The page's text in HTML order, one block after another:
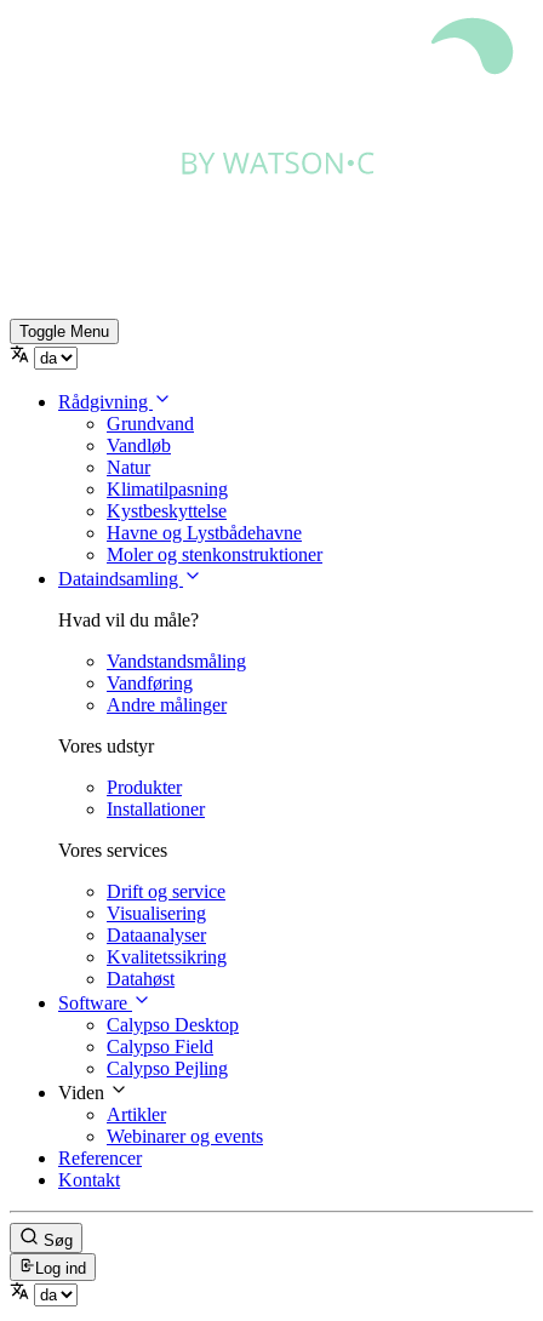
Toggle Menu
Rådgivning
Grundvand
Vandløb
Natur
Klimatilpasning
Kystbeskyttelse
Havne og Lystbådehavne
Moler og stenkonstruktioner
Dataindsamling
Hvad vil du måle?
Vandstandsmåling
Vandføring
Andre målinger
Vores udstyr
Produkter
Installationer
Vores services
Drift og service
Visualisering
Dataanalyser
Kvalitetssikring
Datahøst
Software
Calypso Desktop
Calypso Field
Calypso Pejling
Viden
Artikler
Webinarer og events
Referencer
Kontakt
Søg
Log ind